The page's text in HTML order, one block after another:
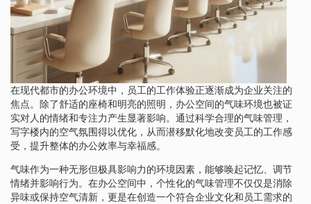
在现代都市的办公环境中，员工的工作体验正逐渐成为企业关注的
焦点。除了舒适的座椅和明亮的照明，办公空间的气味环境也被证
实对人的情绪和专注力产生显著影响。通过科学合理的气味管理，
写字楼内的空气氛围得以优化，从而潜移默化地改变员工的工作感
受，提升整体的办公效率与幸福感。
气味作为一种无形但极具影响力的环境因素，能够唤起记忆、调节
情绪并影响行为。在办公空间中，个性化的气味管理不仅仅是消除
异味或保持空气清新，更是在创造一个符合企业文化和员工需求的